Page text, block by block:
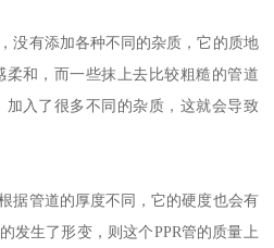
没有添加各种不同的杂质，它的质地
和，而一些抹上去比较粗糙的管道
入了很多不同的杂质，这就会导致
据管道的厚度不同，它的硬度也会有
发生了形变，则这个PPR管的质量上